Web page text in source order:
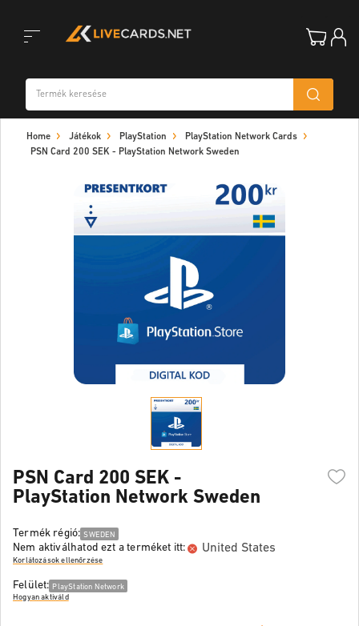
navigation
Home Játékok PlayStation
PlayStation Network Cards
PSN Card 200 SEK - PlayStation Network Sweden
PSN Card 200 SEK -
PlayStation Network Sweden
Termék régió: SWEDEN
Nem aktiválhatod ezt a terméket itt: United States
Korlátozások ellenőrzése
Felület: PlayStation Network
Hogyan aktiváld